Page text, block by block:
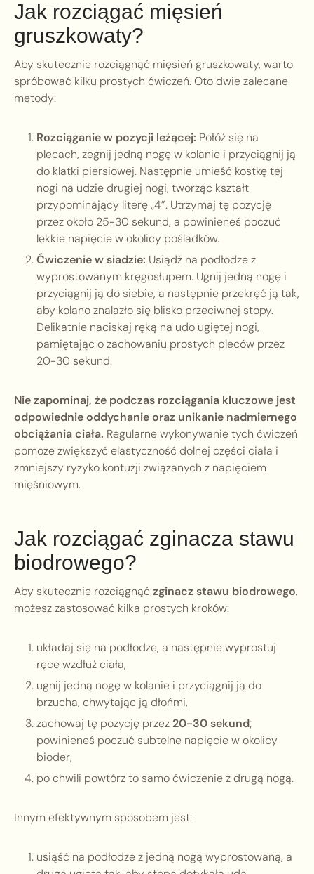
Jak rozciągać mięsień
gruszkowaty?
Aby skutecznie rozciągnąć mięsień gruszkowaty, warto
spróbować kilku prostych ćwiczeń. Oto dwie zalecane
metody:
Rozciąganie w pozycji leżącej: Połóż się na
plecach, zegnij jedną nogę w kolanie i przyciągnij ją
do klatki piersiowej. Następnie umieść kostkę tej
nogi na udzie drugiej nogi, tworząc kształt
przypominający literę „4”. Utrzymaj tę pozycję
przez około 25-30 sekund, a powinieneś poczuć
lekkie napięcie w okolicy pośladków.
Ćwiczenie w siadzie: Usiądź na podłodze z
wyprostowanym kręgosłupem. Ugnij jedną nogę i
przyciągnij ją do siebie, a następnie przekręć ją tak,
aby kolano znalazło się blisko przeciwnej stopy.
Delikatnie naciskaj ręką na udo ugiętej nogi,
pamiętając o zachowaniu prostych pleców przez
20-30 sekund.
Nie zapominaj, że podczas rozciągania kluczowe jest
odpowiednie oddychanie oraz unikanie nadmiernego
obciążania ciała. Regularne wykonywanie tych ćwiczeń
pomoże zwiększyć elastyczność dolnej części ciała i
zmniejszy ryzyko kontuzji związanych z napięciem
mięśniowym.
Jak rozciągać zginacza stawu
biodrowego?
Aby skutecznie rozciągnąć zginacz stawu biodrowego,
możesz zastosować kilka prostych kroków:
układaj się na podłodze, a następnie wyprostuj
ręce wzdłuż ciała,
ugnij jedną nogę w kolanie i przyciągnij ją do
brzucha, chwytając ją dłońmi,
zachowaj tę pozycję przez20-30 sekund;
powinieneś poczuć subtelne napięcie w okolicy
bioder,
po chwili powtórz to samo ćwiczenie z drugą nogą.
Innym efektywnym sposobem jest:
usiąść na podłodze z jedną nogą wyprostowaną, a